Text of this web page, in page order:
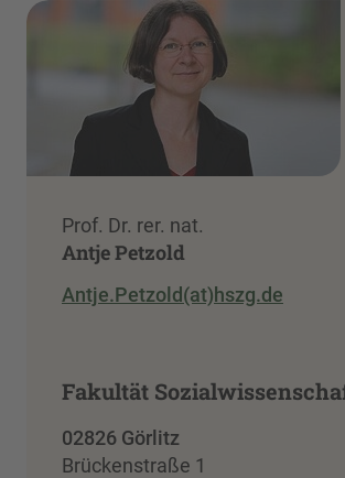
Prof. Dr. rer. nat.
Antje Petzold
Antje.Petzold(at)hszg.de
Fakultät
02826 Görlitz
Brückenstraße 1